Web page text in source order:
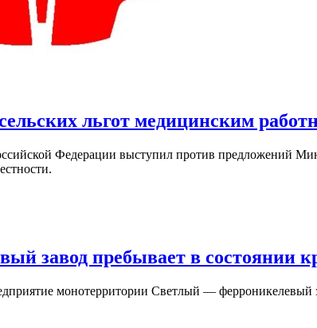
льгот медицинским
Федерации выступил против предложений
завод пребывает в состоянии
монотерритории Светлый — ферроникелевый